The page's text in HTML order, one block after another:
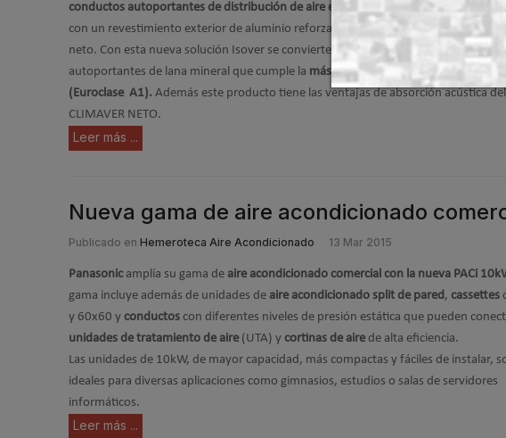
conductos autoportantes de distribución de aire en con reacción al
con un revestimiento exterior de aluminio reforzado y un revestimiento interior de
neto. Con esta nueva solución Isover se convierte en el primer fabricante de
autoportantes de lana mineral que cumple la más alta exigencia de reacción al
(Euroclase A1). Además este producto tiene las ventajas de absorción acústica del
CLIMAVER NETO.
Leer más ...
Nueva gama de aire acondicionado
Publicado en Hemeroteca Aire Acondicionado 13 Mar 2015
Panasonicamplía su gama de aire acondicionado comercial con la nueva PACi
gama incluye además de unidades de aire acondicionado split de pared, cassettes
y 60x60 y conductos con diferentes niveles de presión estática que pueden
unidades de tratamiento de aire (UTA) y cortinas de aire de alta eficiencia.
Las unidades de 10kW, de mayor capacidad, más compactas y fáciles de instalar,
ideales para diversas aplicaciones como gimnasios, estudios o salas de servidores
informáticos.
Leer más ...